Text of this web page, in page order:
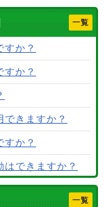
一覧
すか？
すか？
できますか？
すか？
できますか？
一覧